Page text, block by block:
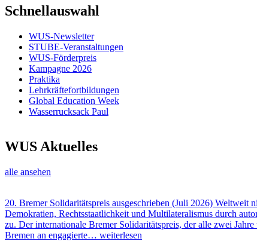
Schnellauswahl
WUS-Newsletter
STUBE-Veranstaltungen
WUS-Förderpreis
Kampagne 2026
Praktika
Lehrkräftefortbildungen
Global Education Week
Wasserrucksack Paul
WUS Aktuelles
alle ansehen
20. Bremer Solidaritätspreis ausgeschrieben (Juli 2026) Weltweit
Demokratien, Rechtsstaatlichkeit und Multilateralismus durch
zu. Der internationale Bremer Solidaritätspreis, der alle zwei
Bremen an engagierte… weiterlesen